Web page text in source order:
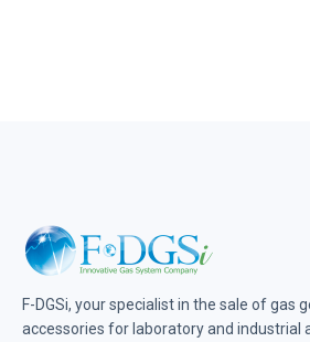
F-DGSi, your specialist in the sale of gas
accessories for laboratory and industrial